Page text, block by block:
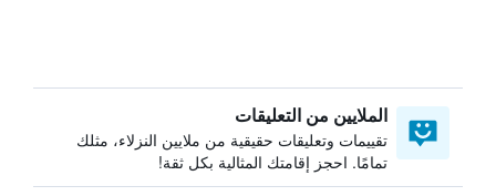
الملايين من التعليقات
تقييمات وتعليقات حقيقية من ملايين النزلاء، مثلك
تمامًا. احجز إقامتك المثالية بكل ثقة!